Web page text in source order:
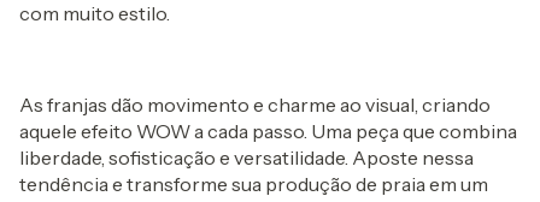
com muito estilo.
As franjas dão movimento e charme ao visual, criando
aquele efeito WOW a cada passo. Uma peça que combina
liberdade, sofisticação e versatilidade. Aposte nessa
tendência e transforme sua produção de praia em um